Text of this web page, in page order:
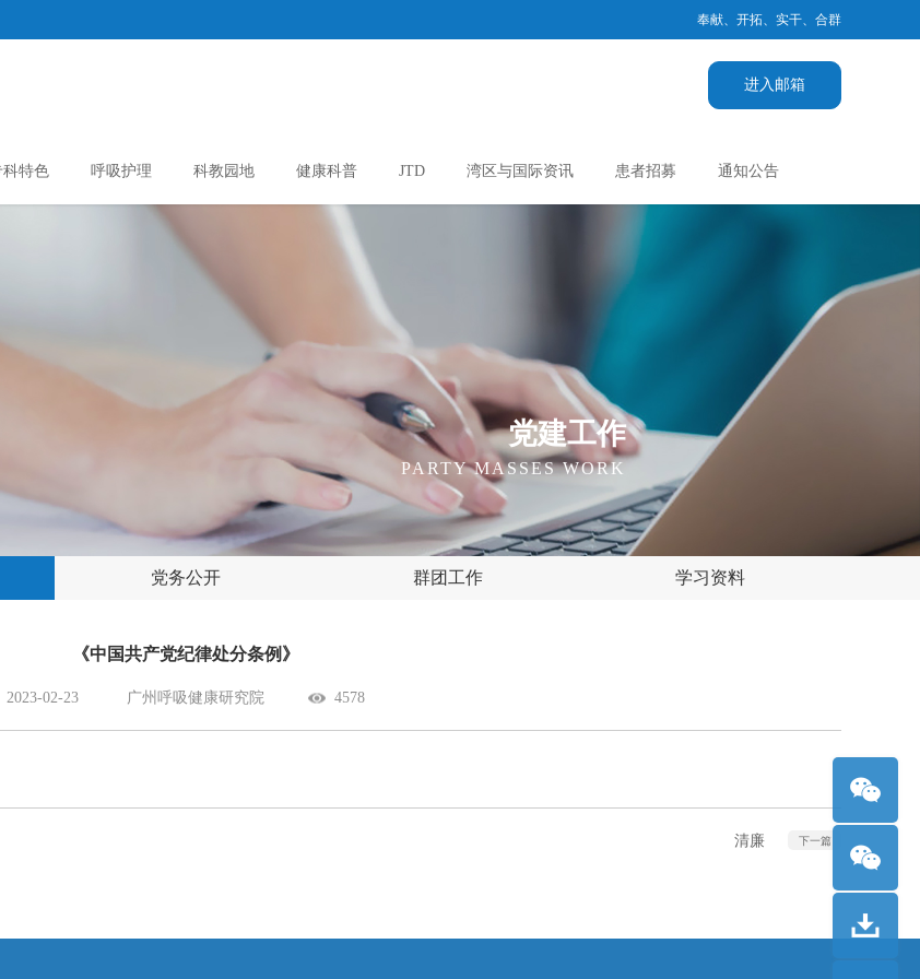
奉献、开拓、实干、合群
进入邮箱
科特色 呼吸护理 科教园地 健康科普 JTD 湾区与国际资讯 患者招募 通知公告
党建工作
PARTY MASSES WORK
党务公开 群团工作 学习资料
《中国共产党纪律处分条例》
2023-02-23 广州呼吸健康研究院 4578
下一篇
清廉